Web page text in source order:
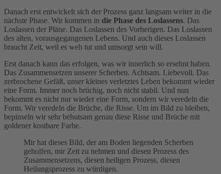
Danach erst entwickelt sich der Prozess ganz langsam weiter in die
nächste Phase. Wir kommen in die Phase des Loslassens. Das
Loslassen der Pläne. Das Loslassen des Vorherigen. Das Loslassen
des alten, vorausgegangenen Lebens. Und auch dieses Loslassen
braucht Zeit, weil es weh tut und umsorgt sein will.
Erst danach kann das erfolgen, was wir innerlich so ersehnt haben.
Das Zusammensetzen unserer Scherben. Achtsam. Liebevoll. Das
zerbrochene Gefäß, unser kleines verletztes Leben bekommt wieder
eine Form. Immer noch brüchig, noch nicht stabil. Und nun
bekommt es nicht nur wieder eine Form, sondern wir veredeln die
Form. Wir veredeln die Brüche, die Risse. Um im Bild zu bleiben,
bepinseln wir sehr behutsam genau diese Risse und Brüche mit
goldener kostbare Farbe.
Mir hat dieses Bild, der am Boden liegenden Scherben
geholfen, mir Zeit zu nehmen und diesen Prozess des
Zusammensetzens, diesen heiligen Prozess, diesen
Heilungsprozess zu würdigen.